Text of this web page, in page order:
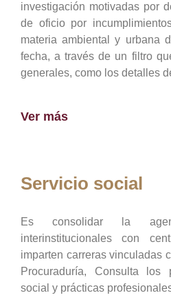
investigación motivadas por
de oficio por
materia ambiental y urbana
fecha, a través de un filtro
generales, como los detalles
Ver más
Servicio social
Es consolidar la
interinstitucionales con
imparten carreras vinculadas
Procuraduría, Consulta los
social y prácticas